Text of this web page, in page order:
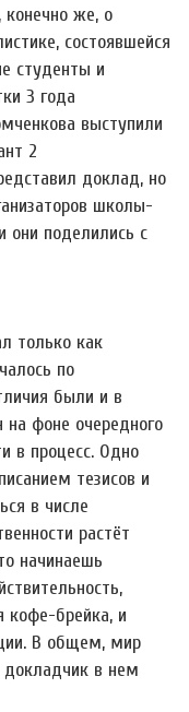
конечно же, о
состоявшейся
студенты и
3 года
выступили
2
доклад, но
школы-
они поделились с
только как
по
были и в
фоне очередного
в процесс. Одно
тезисов и
в числе
растёт
начинаешь
кофе-брейка, и
В общем, мир
в нем